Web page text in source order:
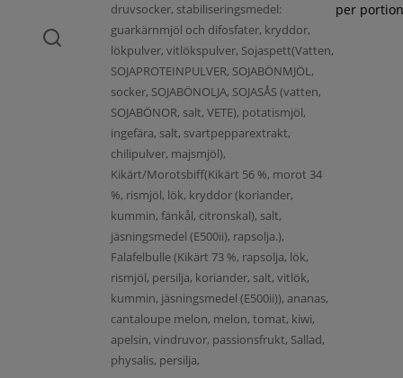
druvsocker, stabiliseringsmedel:
guarkärnmjöl och difosfater, kryddor,
lökpulver, vitlökspulver, Sojaspett(Vatten,
SOJAPROTEINPULVER, SOJABÖNMJÖL,
socker, SOJABÖNOLJA, SOJASÅS (vatten,
SOJABÖNOR, salt, VETE), potatismjöl,
ingefära, salt, svartpepparextrakt,
chilipulver, majsmjöl),
Kikärt/Morotsbiff(Kikärt 56 %, morot 34
%, rismjöl, lök, kryddor (koriander,
kummin, fänkål, citronskal), salt,
jäsningsmedel (E500ii), rapsolja.),
Falafelbulle (Kikärt 73 %, rapsolja, lök,
rismjöl, persilja, koriander, salt, vitlök,
kummin, jäsningsmedel (E500ii)), ananas,
cantaloupe melon, melon, tomat, kiwi,
apelsin, vindruvor, passionsfrukt, Sallad,
physalis, persilja,
per